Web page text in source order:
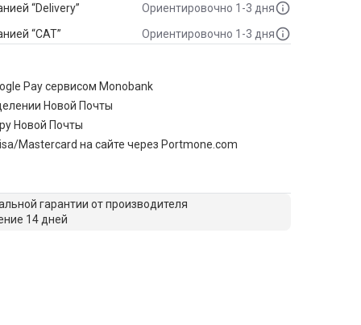
“Delivery”
Ориентировочно 1-3 дня
“САТ”
Ориентировочно 1-3 дня
Pay сервисом Monobank
Новой Почты
Новой Почты
Mastercard на сайте через Portmone.com
гарантии от производителя
14 дней